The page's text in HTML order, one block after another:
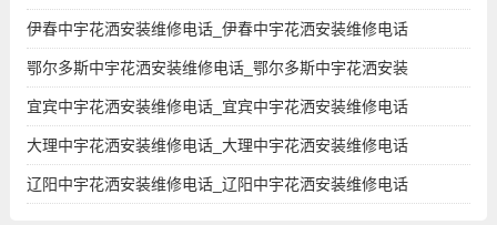
伊春中宇花洒安装维修电话_伊春中宇花洒安装维修电话
鄂尔多斯中宇花洒安装维修电话_鄂尔多斯中宇花洒安装
宜宾中宇花洒安装维修电话_宜宾中宇花洒安装维修电话
大理中宇花洒安装维修电话_大理中宇花洒安装维修电话
辽阳中宇花洒安装维修电话_辽阳中宇花洒安装维修电话